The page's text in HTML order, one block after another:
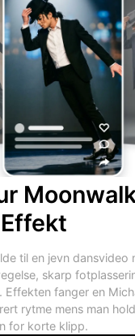
til en jevn dansvideo
skarp
Effekten fanger en
rytme mens man
for korte klipp.